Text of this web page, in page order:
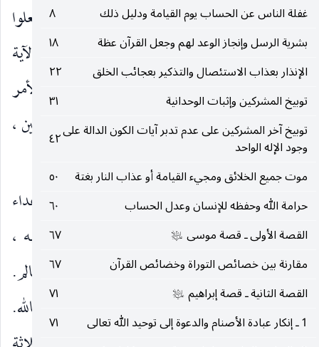
غفلة الناس عن الحساب يوم القيامة ودليل ذلك
٨
بشرية الرسل وإنجاز الوعد لهم وجعل القرآن عظة
١٨
الإنذار بعذاب الاستئصال والتذكير بعجائب الخلق
٢٢
توبيخ المشركين وإثبات الوحدانية
٣١
توبيخ آخر المشركين على عدم تدبر آيات الكون الدالة على
وجود الإله الواحد
٤٢
موت جميع الخلائق ومجيء القيامة أو عذاب النار بغتة
٥٠
حرامة الله وحفظه للإنسان وعدل الحساب
٦٠
القصة الأولى ـ قصة موسى عليه‌السلام
٦٧
مقارنة بين خصائص التوراة وخضائص القرآن
٦٧
القصة الثانية ـ قصة إبراهيم عليه‌السلام
٧١
1 ـ إنكار عبادة الأصنام والدعوة إلى توحيد الله تعالى
٧١
الأرحام ، ومكارم الأخلاق.(لَعَلَّكُمْ تُفْلِحُونَ
أي افعلوا
هذه كلها ، وأنتم راجون الفلاح ، غير متيقنين له. والآية
آية سجدة عند الشافعية ، لظاهر ما فيها من الأمر
بالسجود ، ولقوله صلى‌الله‌عليه‌وسلم: «فضلت سورة الحج بسجدتين ،
من لم يسجدهما ، فلا يقرأهما».
(وَجاهِدُوا فِي اللهِ )أي في سبيله ومن أجله أعداء
دينه.(حَقَّ جِهادِهِ)أي جهادا حقا خالصا لوجهه ،
وأضيف الحق إلى الجهاد مبالغة ، كقولك : هو حق عالم.
وأضيف الجهاد إلى الضمير اتساعا ، أو لأنه مختص بالله.